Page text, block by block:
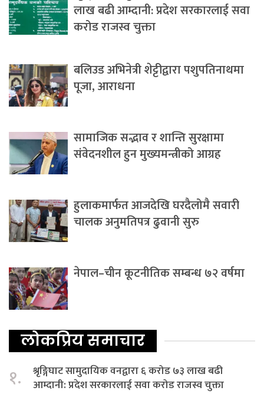
लाख बढी आम्दानी: प्रदेश सरकारलाई सवा
करोड राजस्व चुक्ता
बलिउड अभिनेत्री शेट्टीद्वारा पशुपतिनाथमा
पूजा, आराधना
सामाजिक सद्भाव र शान्ति सुरक्षामा
संवेदनशील हुन मुख्यमन्त्रीको आग्रह
हुलाकमार्फत आजदेखि घरदैलोमै सवारी
चालक अनुमतिपत्र ढुवानी सुरु
नेपाल–चीन कूटनीतिक सम्बन्ध ७२ वर्षमा
लोकप्रिय समाचार
१.
श्रृङ्गिघाट सामुदायिक वनद्वारा ६ करोड ७३ लाख बढी
आम्दानी: प्रदेश सरकारलाई सवा करोड राजस्व चुक्ता